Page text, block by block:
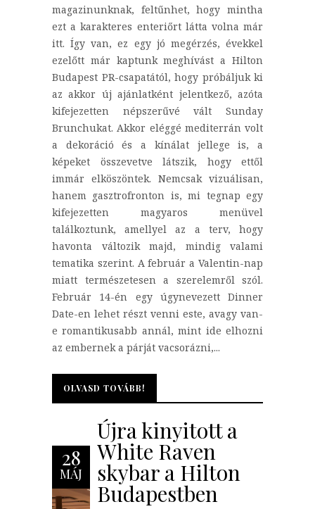
magazinunknak, feltűnhet, hogy mintha
ezt a karakteres enteriőrt látta volna már
itt. Így van, ez egy jó megérzés, évekkel
ezelőtt már kaptunk meghívást a Hilton
Budapest PR-csapatától, hogy próbáljuk ki
az akkor új ajánlatként jelentkező, azóta
kifejezetten népszerűvé vált Sunday
Brunchukat. Akkor eléggé mediterrán volt
a dekoráció és a kínálat jellege is, a
képeket összevetve látszik, hogy ettől
immár elköszöntek. Nemcsak vizuálisan,
hanem gasztrofronton is, mi tegnap egy
kifejezetten magyaros menüvel
találkoztunk, amellyel az a terv, hogy
havonta változik majd, mindig valami
tematika szerint. A február a Valentin-nap
miatt természetesen a szerelemről szól.
Február 14-én egy úgynevezett Dinner
Date-en lehet részt venni este, avagy van-
e romantikusabb annál, mint ide elhozni
az embernek a párját vacsorázni,...
OLVASD TOVÁBB!
OLVASD TOVÁBB!
28
MÁJ
Újra kinyitott a
White Raven
skybar a Hilton
Budapestben